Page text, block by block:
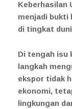
Keberhasilan
menjadi bukti
di tingkat
Di tengah isu
langkah
ekspor tidak
ekonomi,
lingkungan